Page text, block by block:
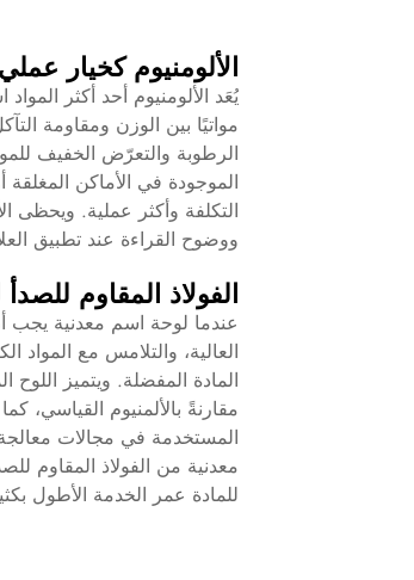
الألومنيوم كخيار عملي
يُعَد الألومنيوم أحد أكثر
مواتيًا بين الوزن ومقاومة
الرطوبة والتعرّض الخفيف
الموجودة في الأماكن المغلقة
التكلفة وأكثر عملية. ويحظى
ووضوح القراءة عند تطبيق
الفولاذ المقاوم
عندما لوحة اسم معدنية يجب
العالية، والتلامس مع المواد
المادة المفضلة. ويتميز اللوح
مقارنةً بالألمنيوم القياسي،
المستخدمة في مجالات معالجة
معدنية من الفولاذ المقاوم
للمادة عمر الخدمة الأطول